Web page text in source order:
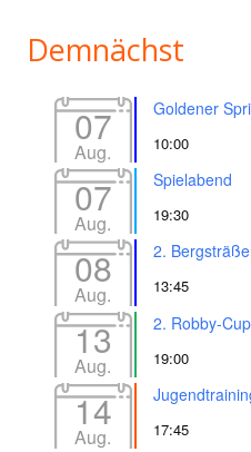
Demnächst
07
Aug.
Goldener
10:00
07
Aug.
Spielabend
19:30
08
Aug.
2.
13:45
13
Aug.
2. Robby-
19:00
14
Aug. 17:45